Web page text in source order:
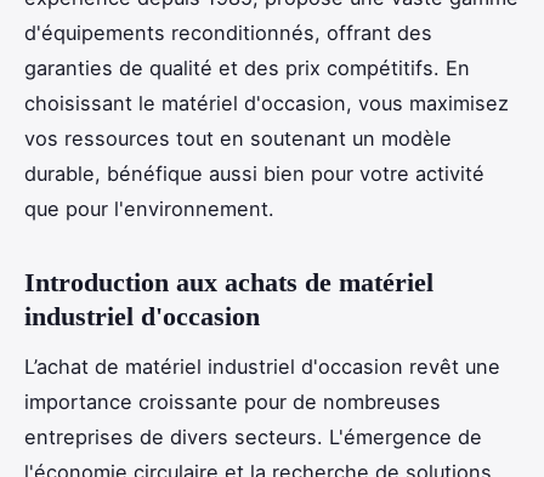
d'équipements reconditionnés, offrant des
garanties de qualité et des prix compétitifs. En
choisissant le matériel d'occasion, vous maximisez
vos ressources tout en soutenant un modèle
durable, bénéfique aussi bien pour votre activité
que pour l'environnement.
Introduction aux achats de matériel
industriel d'occasion
L’achat de matériel industriel d'occasion revêt une
importance croissante pour de nombreuses
entreprises de divers secteurs. L'émergence de
l'économie circulaire et la recherche de solutions